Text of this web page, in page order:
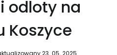
odloty na
Koszyce
23. 05. 2025
podróżniczej
z Google